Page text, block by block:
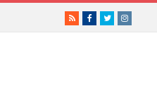
RSSFacebook
TwitterInstagram